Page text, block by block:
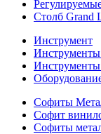
Столб Grand
Инструмент
Софиты
Софит
Софиты